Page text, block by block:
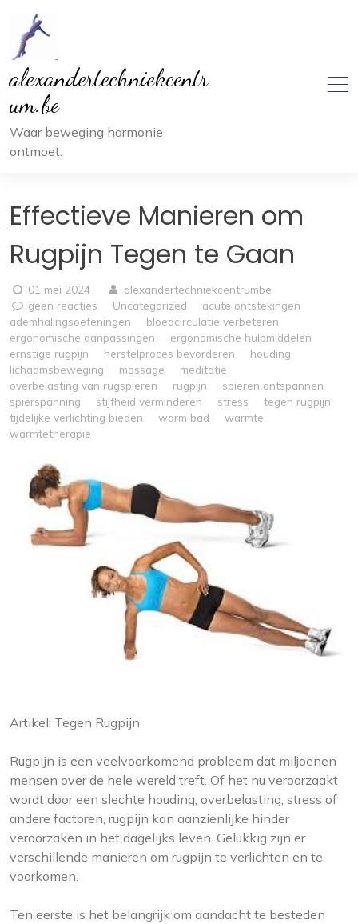
inhoud
alexandertechniekcentr
um.be
Waar beweging harmonie
ontmoet.
Effectieve Manieren om
Rugpijn Tegen te Gaan
01 mei 2024
alexandertechniekcentrumbe
geen reacties
Uncategorized
acute ontstekingen
ademhalingsoefeningen
bloedcirculatie verbeteren
ergonomische aanpassingen
ergonomische hulpmiddelen
ernstige rugpijn
herstelproces bevorderen
houding
lichaamsbeweging
massage
meditatie
overbelasting van rugspieren
rugpijn
spieren ontspannen
spierspanning
stijfheid verminderen stress
tegen rugpijn
tijdelijke verlichting bieden
warm bad
warmte
warmtetherapie
Artikel: Tegen Rugpijn
Rugpijn is een veelvoorkomend probleem dat miljoenen
mensen over de hele wereld treft. Of het nu veroorzaakt
wordt door een slechte houding, overbelasting, stress of
andere factoren, rugpijn kan aanzienlijke hinder
veroorzaken in het dagelijks leven. Gelukkig zijn er
verschillende manieren om rugpijn te verlichten en te
voorkomen.
Ten eerste is het belangrijk om aandacht te besteden